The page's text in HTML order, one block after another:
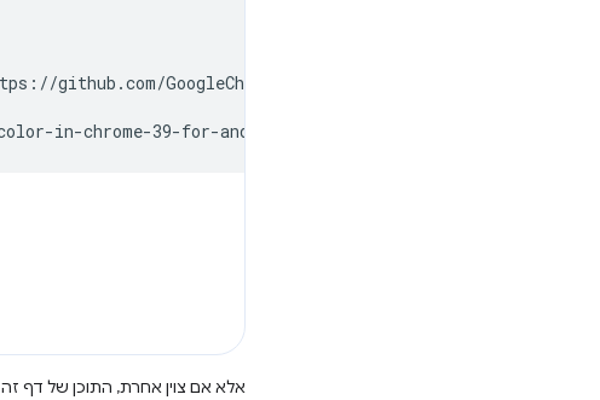
GoogleChrome/lighthouse/blob/main/core/
in-chrome-39-for-android)
אלא אם צוין אחרת, התוכן של דף זה